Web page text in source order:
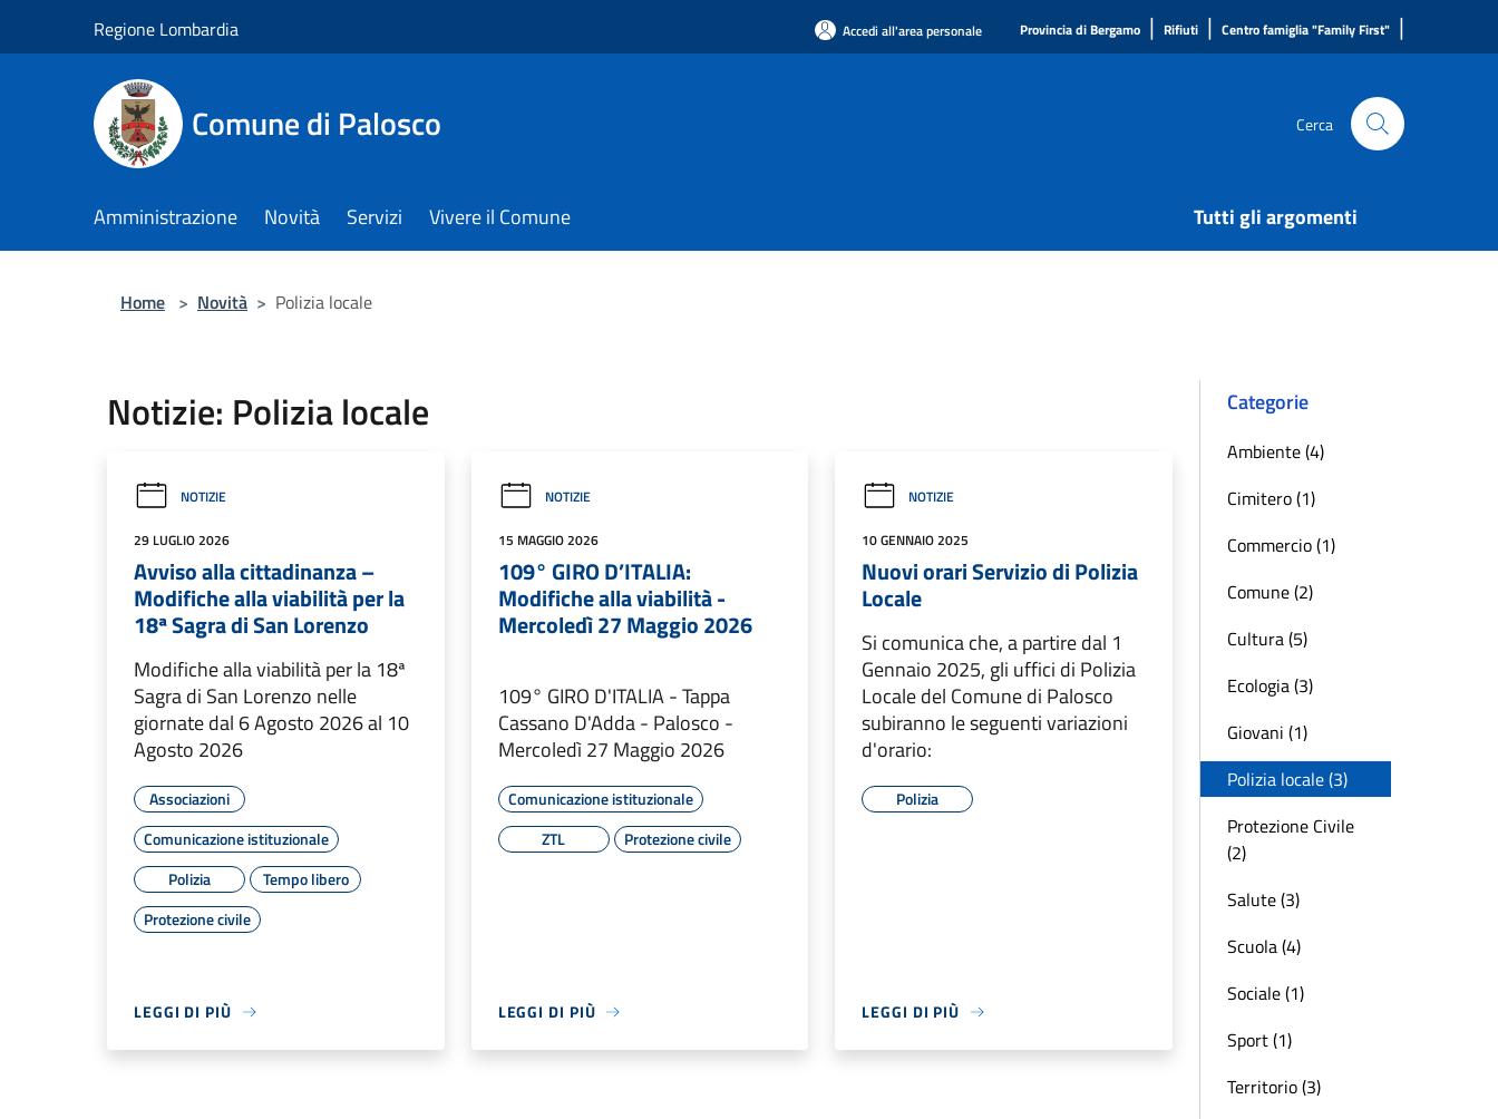
Regione Lombardia Accedi all'area personale Provincia di Bergamo | Rifiuti | Centro famiglia "Family First" |
Comune di Palosco Cerca
Amministrazione Novità Servizi Vivere il Comune Tutti gli argomenti
Home > Novità > Polizia locale
Notizie: Polizia locale
NOTIZIE
29 LUGLIO 2026
Avviso alla cittadinanza –
Modifiche alla viabilità per la
18ª Sagra di San Lorenzo
Modifiche alla viabilità per la 18ª
Sagra di San Lorenzo nelle
giornate dal 6 Agosto 2026 al 10
Agosto 2026
Associazioni
Comunicazione istituzionale
Polizia
Tempo libero
Protezione civile
LEGGI DI PIÙ
NOTIZIE
15 MAGGIO 2026
109° GIRO D’ITALIA:
Modifiche alla viabilità -
Mercoledì 27 Maggio 2026
109° GIRO D'ITALIA - Tappa
Cassano D'Adda - Palosco -
Mercoledì 27 Maggio 2026
Comunicazione istituzionale
ZTL
Protezione civile
LEGGI DI PIÙ
NOTIZIE
10 GENNAIO 2025
Nuovi orari Servizio di Polizia
Locale
Si comunica che, a partire dal 1
Gennaio 2025, gli uffici di Polizia
Locale del Comune di Palosco
subiranno le seguenti variazioni
d'orario:
Polizia
LEGGI DI PIÙ
Categorie
Ambiente (4)
Cimitero (1)
Commercio (1)
Comune (2)
Cultura (5)
Ecologia (3)
Giovani (1)
Polizia locale (3)
Protezione Civile
(2)
Salute (3)
Scuola (4)
Sociale (1)
Sport (1)
Territorio (3)